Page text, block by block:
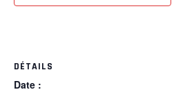
DÉTAILS
Date :